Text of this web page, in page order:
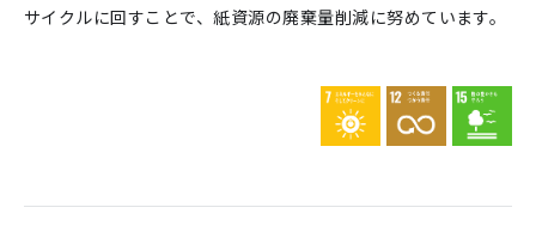
サイクルに回すことで、紙資源の廃棄量削減に努めています。